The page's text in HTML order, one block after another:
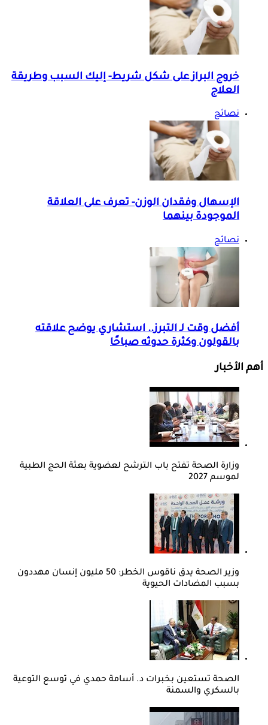
خروج البراز على شكل شريط- إليك السبب وطريقة
العلاج
نصائح
الإسهال وفقدان الوزن- تعرف على العلاقة
الموجودة بينهما
نصائح
أفضل وقت لـ التبرز.. استشاري يوضح علاقته
بالقولون وكثرة حدوثه صباحًا
أهم الأخبار
وزارة الصحة تفتح باب الترشح لعضوية بعثة الحج الطبية
لموسم 2027
وزير الصحة يدق ناقوس الخطر: 50 مليون إنسان مهددون
بسبب المضادات الحيوية
الصحة تستعين بخبرات د. أسامة حمدي في توسع التوعية
بالسكري والسمنة